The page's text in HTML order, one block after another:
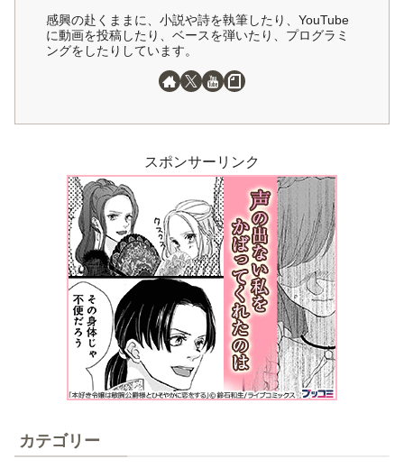
感興の赴くままに、小説や詩を執筆したり、YouTube
に動画を投稿したり、ベースを弾いたり、プログラミ
ングをしたりしています。
スポンサーリンク
カテゴリー